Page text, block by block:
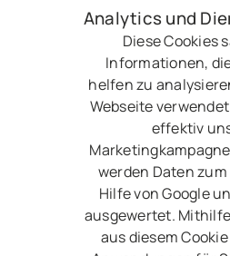
Analytics und
Diese Cookies
Informationen,
helfen zu
Webseite
effektiv
werden Daten
Hilfe von Google
ausgewertet.
aus diesem